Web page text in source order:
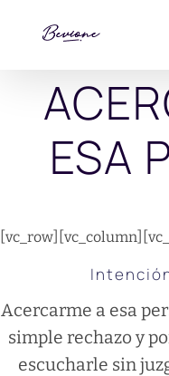
ESA
Acercarme a esa
simple rechazo y
escucharle sin